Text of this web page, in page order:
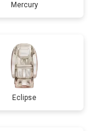
Mercury
Eclipse